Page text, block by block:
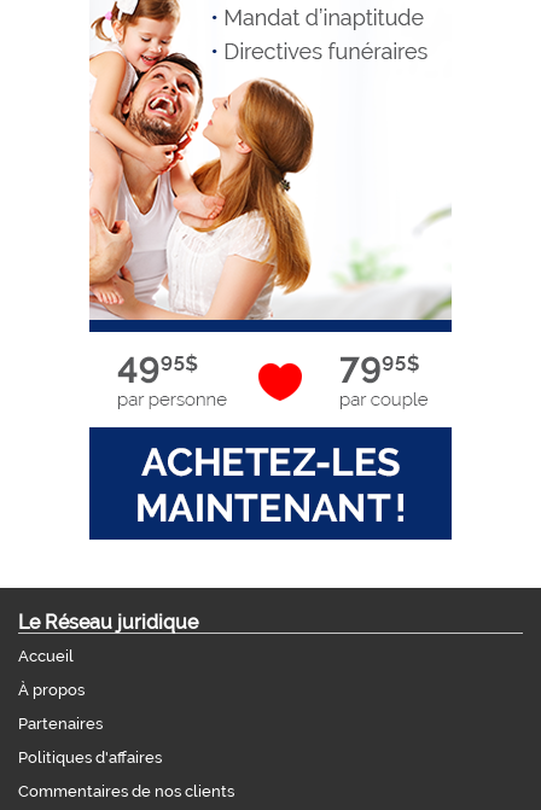
Le Réseau juridique
Accueil
À propos
Partenaires
Politiques d'affaires
Commentaires de nos clients